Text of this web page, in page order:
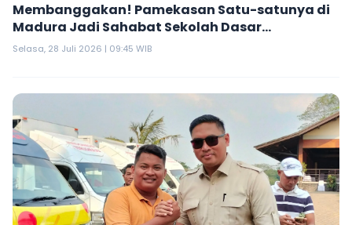
Membanggakan! Pamekasan Satu-satunya di
Madura Jadi Sahabat Sekolah Dasar
Kemendikdasmen RI
Selasa, 28 Juli 2026 | 09:45 WIB